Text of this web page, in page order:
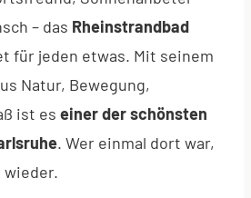
– das Rheinstrandbad
für jeden etwas. Mit seinem
Natur, Bewegung,
ist es einer der schönsten
. Wer einmal dort war,